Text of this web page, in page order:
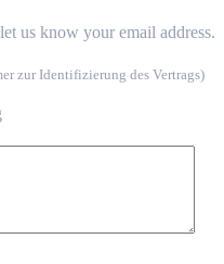
us know your email address.
zur Identifizierung des Vertrags)